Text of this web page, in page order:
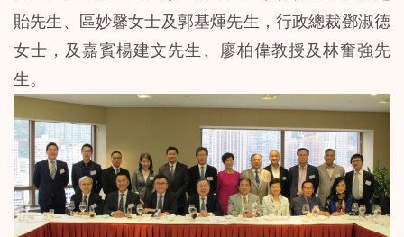
貽先生、區妙馨女士及郭基煇先生，行政總裁鄧淑德
女士，及嘉賓楊建文先生、廖柏偉教授及林奮強先
生。